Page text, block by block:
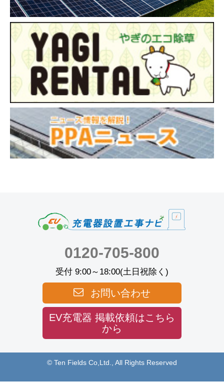
0120-705-800
受付 9:00～18:00(土日祝除く)
お問い合わせ
EV充電器 掲載依頼はこちら
から
© Ten Fields Co,Ltd., All Rights Reserved